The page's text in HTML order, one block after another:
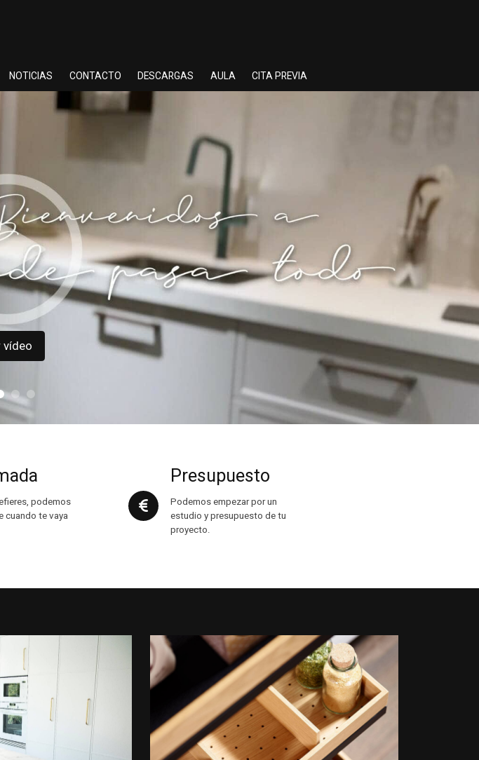
NOTICIAS CONTACTO DESCARGAS AULA CITA PREVIA
vídeo
podemos
cuando te vaya
Presupuesto
Podemos empezar por un
estudio y presupuesto de tu
proyecto.